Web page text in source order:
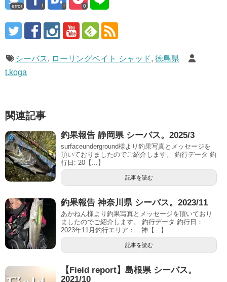
error 0
シーバス, ローリングベイト シャッド, 徳島県
t.koga
関連記事
釣果報告 静岡県 シーバス。2025/3
surfaceunderground様より釣果写真とメッセージを
頂いておりましたのでご紹介します。 釣行データ 釣
行日: 20【...】
記事を読む
釣果報告 神奈川県 シーバス。2023/11
あかねん様より釣果写真とメッセージを頂いており
ましたのでご紹介します。 釣行データ 釣行日：
2023年11月釣行エリア： 神【...】
記事を読む
【Field report】島根県 シーバス。
2021/10